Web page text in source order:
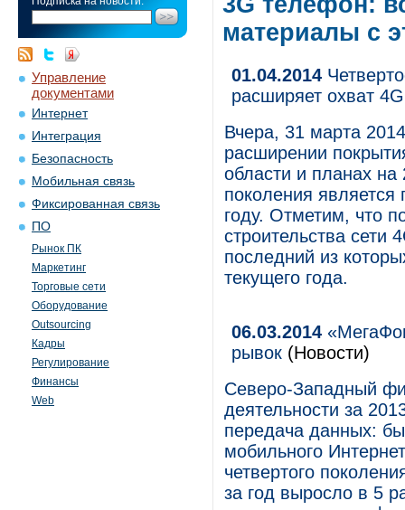
Управление
документами
Интернет
Интеграция
Безопасность
Мобильная связь
Фиксированная связь
ПО
Рынок ПК
Маркетинг
Торговые сети
Оборудование
Outsourcing
Кадры
Регулирование
Финансы
Web
материалы с
01.04.2014
расширяет охват 4G
Вчера, 31 марта
расширении
области и планах на
поколения
году. Отметим, что
строительства сети
последний из
текущего года.
06.03.2014
рывок (Новости)
Северо-Западный
деятельности за
передача данных:
мобильного
четвертого
за год выросло в 5